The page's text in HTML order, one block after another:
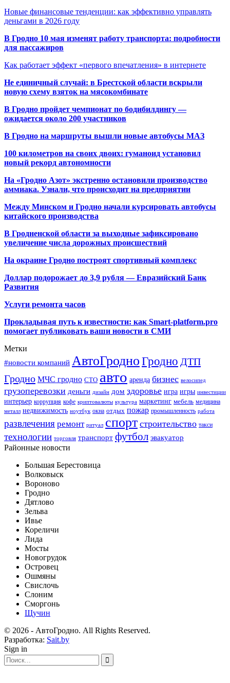
Новые финансовые тенденции: как эффективно управлять
деньгами в 2026 году
В Гродно 10 мая изменят работу транспорта: подробности
для пассажиров
Как работает эффект «первого впечатления» в интернете
Не единичный случай: в Брестской области вскрыли
новую схему взяток на мясокомбинате
В Гродно пройдет чемпионат по бодибилдингу —
ожидается около 200 участников
В Гродно на маршруты вышли новые автобусы МАЗ
100 километров на своих двоих: гуманоид установил
новый рекорд автономности
На «Гродно Азот» экстренно остановили производство
аммиака. Узнали, что происходит на предприятии
Между Минском и Гродно начали курсировать автобусы
китайского производства
В Гродненской области за выходные зафиксировано
увеличение числа дорожных происшествий
На окраине Гродно построят спортивный комплекс
Доллар подорожает до 3,9 рубля — Евразийский Банк
Развития
Услуги ремонта часов
Прокладывая путь к известности: как Smart-platform.pro
помогает публиковать ваши новости в СМИ
Метки
#новости компаний АвтоГродноГродно ДТП
Гродно МЧС гродно СТО авто аренда бизнес велосипед
грузоперевозки деньги дизайн дом здоровье игра игры инвестиции
интерьер коррупция кофе криптовалюты культура маркетинг мебель медицина
металл недвижимость ноутбук окна отдых пожар промышленность работа
развлечения ремонт ритуал спорт строительство такси
технологии торговля транспорт футбол эвакуатор
Районные новости
Большая Берестовица
Волковыск
Вороново
Гродно
Дятлово
Зельва
Ивье
Кореличи
Лида
Мосты
Новогрудок
Островец
Ошмяны
Свислочь
Слоним
Сморгонь
Щучин
© 2026 - АвтоГродно. All Rights Reserved.
Разработка: Sait.by
Sign in